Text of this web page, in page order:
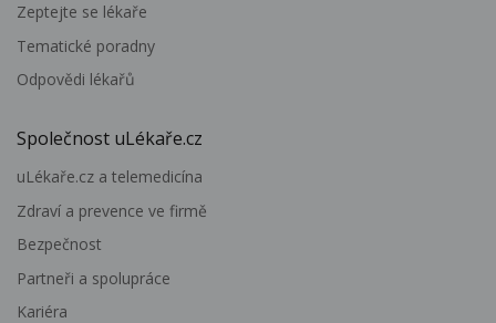
Zeptejte se lékaře
Tematické poradny
Odpovědi lékařů
Společnost uLékaře.cz
uLékaře.cz a telemedicína
Zdraví a prevence ve firmě
Bezpečnost
Partneři a spolupráce
Kariéra